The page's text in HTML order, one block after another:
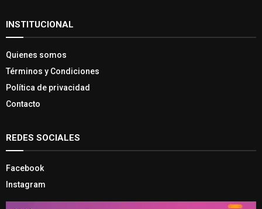
INSTITUCIONAL
Quienes somos
Términos y Condiciones
Política de privacidad
Contacto
REDES SOCIALES
Facebook
Instagram